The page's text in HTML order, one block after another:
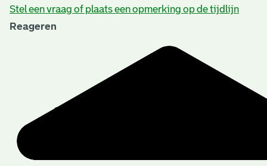
Stel een vraag of plaats een opmerking op de tijdlijn
Reageren